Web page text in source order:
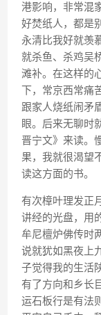
港影响，非常混
好焚纸人，都是
永清比我好就羡
就杀鱼、杀鸡吴
滩补。在这样的
下，常京西常痛
跟家人烧纸闹矛
眼。后来无聊时
晋宁文》来读。
果，我就很渴望
读这方面的书。
有次樟叶理发正
讲经的光盘，用
牟尼檀炉佛传时
说就犹如黑夜上
子觉得我的生活
有了方向和乡长
运石板行是有法